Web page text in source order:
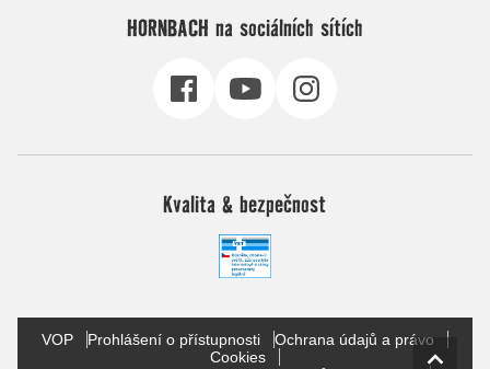
HORNBACH na sociálních sítích
Kvalita & bezpečnost
VOP Prohlášení o přístupnosti
Ochrana údajů a právo
Cookies